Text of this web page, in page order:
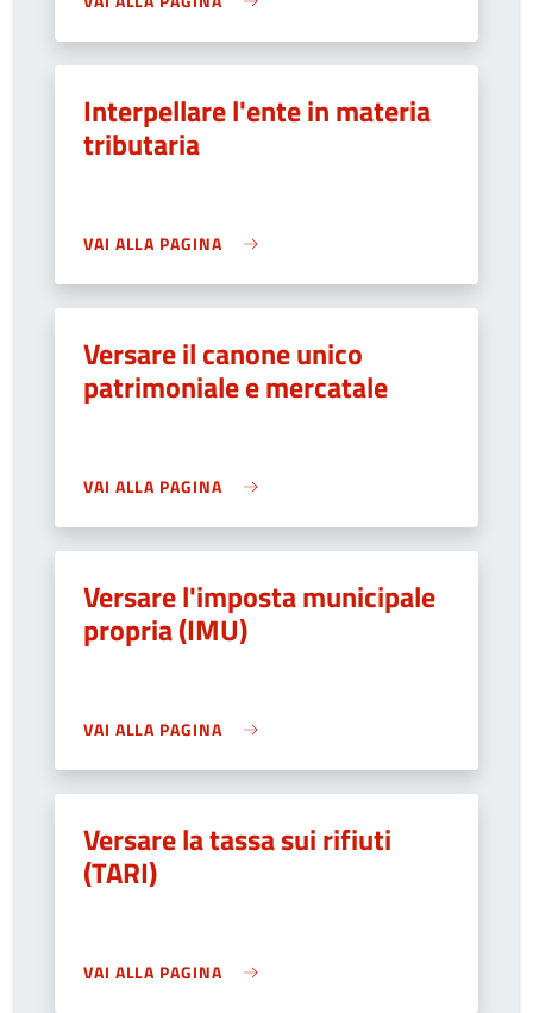
Interpellare l'ente in materia
tributaria
VAI ALLA PAGINA
Versare il canone unico
patrimoniale e mercatale
VAI ALLA PAGINA
Versare l'imposta municipale
propria (IMU)
VAI ALLA PAGINA
Versare la tassa sui rifiuti
(TARI)
VAI ALLA PAGINA